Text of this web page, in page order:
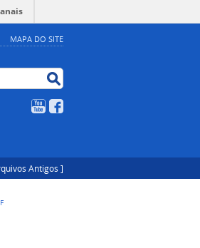
MAPA DO SITE
YouTube
Antigos ]